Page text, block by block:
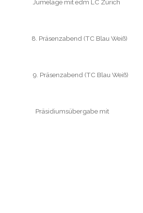
mit edm LC Zürich
Präsenzabend (TC Blau Weiß)
9. Präsenzabend (TC Blau Weiß)
Präsidiumsübergabe mit